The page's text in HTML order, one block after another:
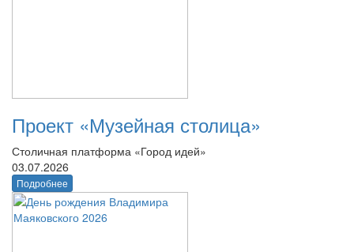
Проект «Музейная столица»
Столичная платформа «Город идей»
03.07.2026
Подробнее